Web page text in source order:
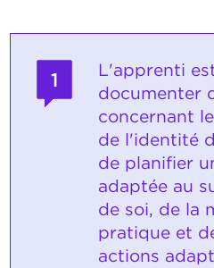
1
L'apprenti
documenter
concernant
de l'identité
de planifier
adaptée au
de soi, de la
pratique et
actions